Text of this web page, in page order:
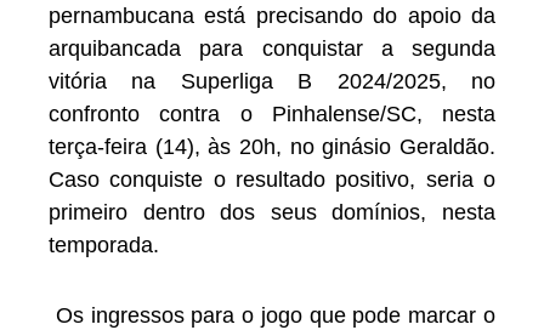
pernambucana está precisando do apoio da
arquibancada para conquistar a segunda
vitória na Superliga B 2024/2025, no
confronto contra o Pinhalense/SC, nesta
terça-feira (14), às 20h, no ginásio Geraldão.
Caso conquiste o resultado positivo, seria o
primeiro dentro dos seus domínios, nesta
temporada.
Os ingressos para o jogo que pode marcar o